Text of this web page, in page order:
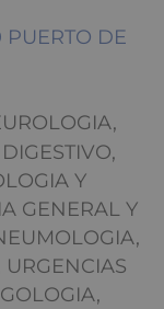
DE
Y
GENERAL Y